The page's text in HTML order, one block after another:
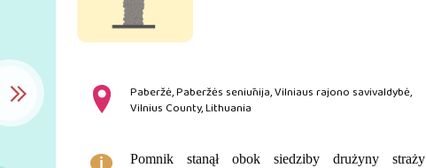
Paberžė, Paberžės seniūnija, Vilniaus rajono savivaldybė,
Vilnius County, Lithuania
Pomnik stanął obok siedziby drużyny straży